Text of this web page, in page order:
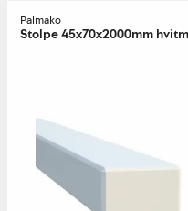
Palmako
Stolpe 45x70x2000mm